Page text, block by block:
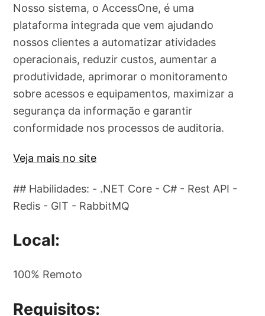
Nosso sistema, o AccessOne, é uma
plataforma integrada que vem ajudando
nossos clientes a automatizar atividades
operacionais, reduzir custos, aumentar a
produtividade, aprimorar o monitoramento
sobre acessos e equipamentos, maximizar a
segurança da informação e garantir
conformidade nos processos de auditoria.
Veja mais no site
## Habilidades: - .NET Core - C# - Rest API -
Redis - GIT - RabbitMQ
Local:
100% Remoto
Requisitos: